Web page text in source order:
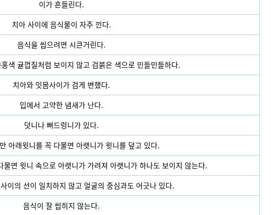
이가 흔들린다.
치아 사이에 음식물이 자주 낀다.
음식을 씹으려면 시큰거린다.
색 귤껍질처럼 보이지 않고 검붉은 색으로 민들민들하다.
치아와 잇몸사이가 검게 변했다.
입에서 고약한 냄새가 난다.
덧니나 뻐드렁니가 있다.
아래윗니를 꼭 다물면 아랫니가 윗니를 덮고 있다.
물면 윗니 속으로 아랫니가 가려져 아랫니가 하나도 보이지 않는다.
이의 선이 일치하지 않고 얼굴의 중심과도 어긋나 있다.
음식이 잘 씹히지 않는다.